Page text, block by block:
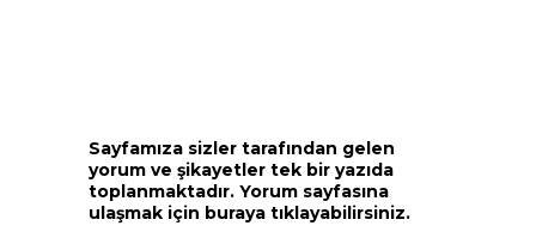
Sayfamıza sizler tarafından gelen
yorum ve şikayetler tek bir yazıda
toplanmaktadır. Yorum sayfasına
ulaşmak için buraya tıklayabilirsiniz.